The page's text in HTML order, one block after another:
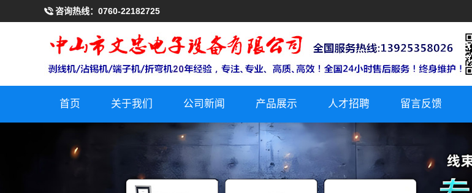
咨询热线： 0760-22182725
首页 关于我们 公司新闻 产品展示 人才招聘 留言反馈